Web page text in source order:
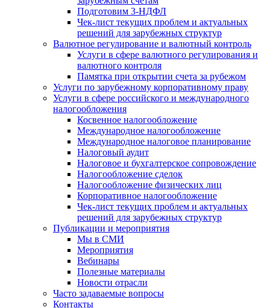
Подготовим 3-НДФЛ
Чек-лист текущих проблем и актуальных
решений для зарубежных структур
Валютное регулирование и валютный контроль
Услуги в сфере валютного регулирования и
валютного контроля
Памятка при открытии счета за рубежом
Услуги по зарубежному корпоративному праву
Услуги в сфере российского и международного
налогообложения
Косвенное налогообложение
Международное налогообложение
Международное налоговое планирование
Налоговый аудит
Налоговое и бухгалтерское сопровождение
Налогообложение сделок
Налогообложение физических лиц
Корпоративное налогообложение
Чек-лист текущих проблем и актуальных
решений для зарубежных структур
Публикации и мероприятия
Мы в СМИ
Мероприятия
Вебинары
Полезные материалы
Новости отрасли
Часто задаваемые вопросы
Контакты